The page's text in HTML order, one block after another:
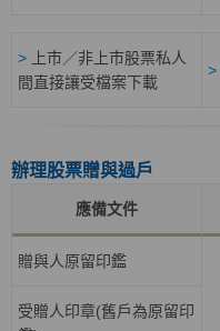
>
上市／非上市股票私人
間直接讓受檔案下載
>
辦理股票贈與過戶
應備文件
贈與人原留印鑑
受贈人印章(舊戶為原留印